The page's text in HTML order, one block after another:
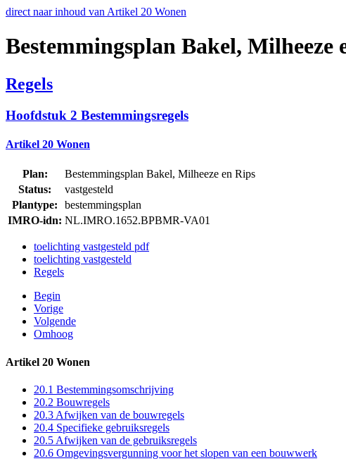
direct naar inhoud van Artikel 20 Wonen
Bestemmingsplan Bakel, Milheeze
Regels
Hoofdstuk 2 Bestemmingsregels
Artikel 20 Wonen
Plan:
Bestemmingsplan Bakel, Milheeze en Rips
Status:
vastgesteld
Plantype:
bestemmingsplan
IMRO-idn: NL.IMRO.1652.BPBMR-VA01
toelichting vastgesteld pdf
toelichting vastgesteld
Regels
Begin
Vorige
Volgende
Omhoog
Artikel 20 Wonen
20.1 Bestemmingsomschrijving
20.2 Bouwregels
20.3 Afwijken van de bouwregels
20.4 Specifieke gebruiksregels
20.5 Afwijken van de gebruiksregels
20.6 Omgevingsvergunning voor het slopen van een bouwwerk